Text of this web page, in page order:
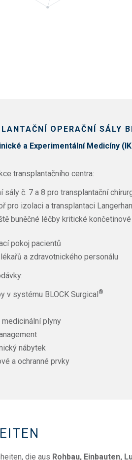
OPERAČNÍ SÁLY
a Experimentální Medicíny
transplantačního centra:
sály č. 7 a 8 pro transplantační
pro izolaci a transplantaci
buněčné léčby kritické
pokoj pacientů
a zdravotnického personálu
v systému BLOCK Surgical®
medicinální plyny
nábytek
a ochranné prvky
die aus Rohbau, Einbauten,